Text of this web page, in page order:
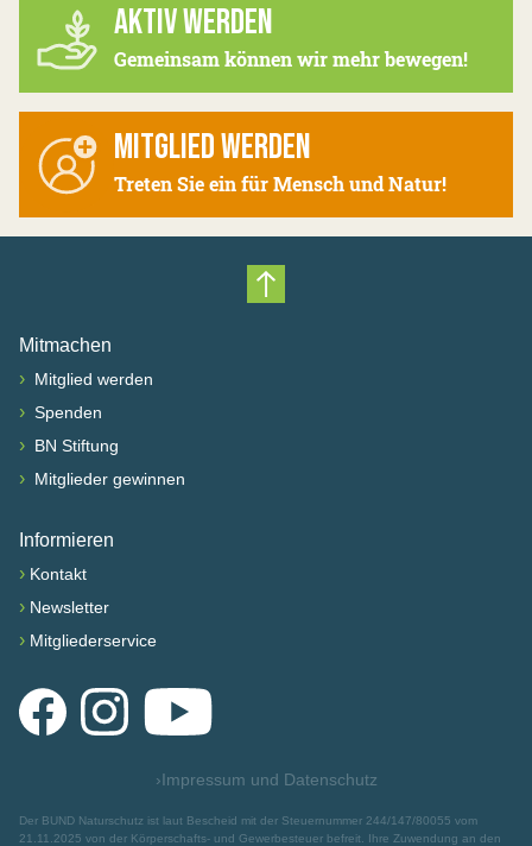
AKTIV WERDEN
Gemeinsam können wir mehr bewegen!
MITGLIED WERDEN
Treten Sie ein für Mensch und Natur!
Nach oben scrollen
Mitmachen
› Mitglied werden
› Spenden
› BN Stiftung
› Mitglieder gewinnen
Informieren
› Kontakt
› Newsletter
› Mitgliederservice
FacebookInstagramYouTube
›Impressum und Datenschutz
Der BUND Naturschutz ist laut Bescheid mit der Steuernummer 244/147/80055 vom
21.11.2025 von der Körperschafts- und Gewerbesteuer befreit. Ihre Zuwendung an den